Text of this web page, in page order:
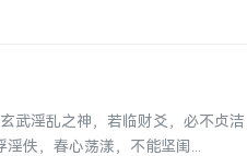
武淫乱之神，若临财爻，必不贞
佚，春心荡漾，不能坚闺...